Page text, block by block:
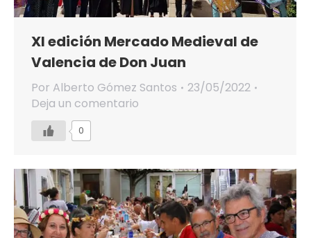
XI edición Mercado Medieval de
Valencia de Don Juan
Por Alberto Gómez Santos
23/05/2022
Deja un comentario
0